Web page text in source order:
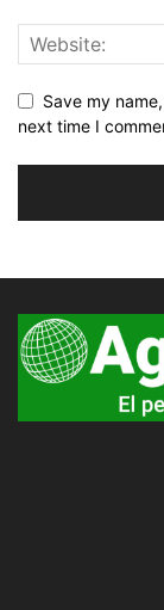
Save my
next time I